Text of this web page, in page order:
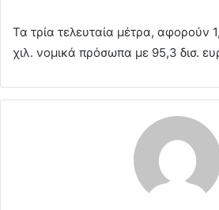
Τα τρία τελευταία μέτρα, αφορούν
χιλ. νομικά πρόσωπα με 95,3 δισ.